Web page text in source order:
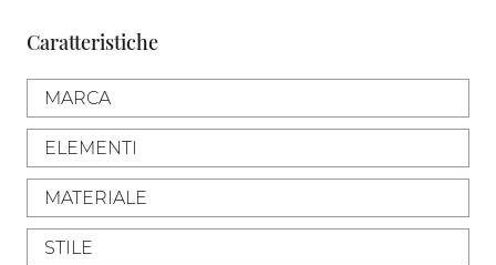
Caratteristiche
MARCA
ELEMENTI
MATERIALE
STILE